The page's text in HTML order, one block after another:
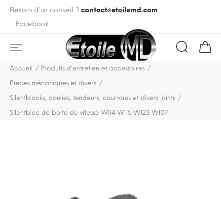
Besoin d'un conseil ? contact@etoilemd.com
Facebook
Accueil
Produits d'entretien et accessoires
Pieces mécaniques et divers
Silentblocks, poulies, tendeurs, courroies et divers joints
Silentbloc de boite de vitesse W114 W115 W123 W107